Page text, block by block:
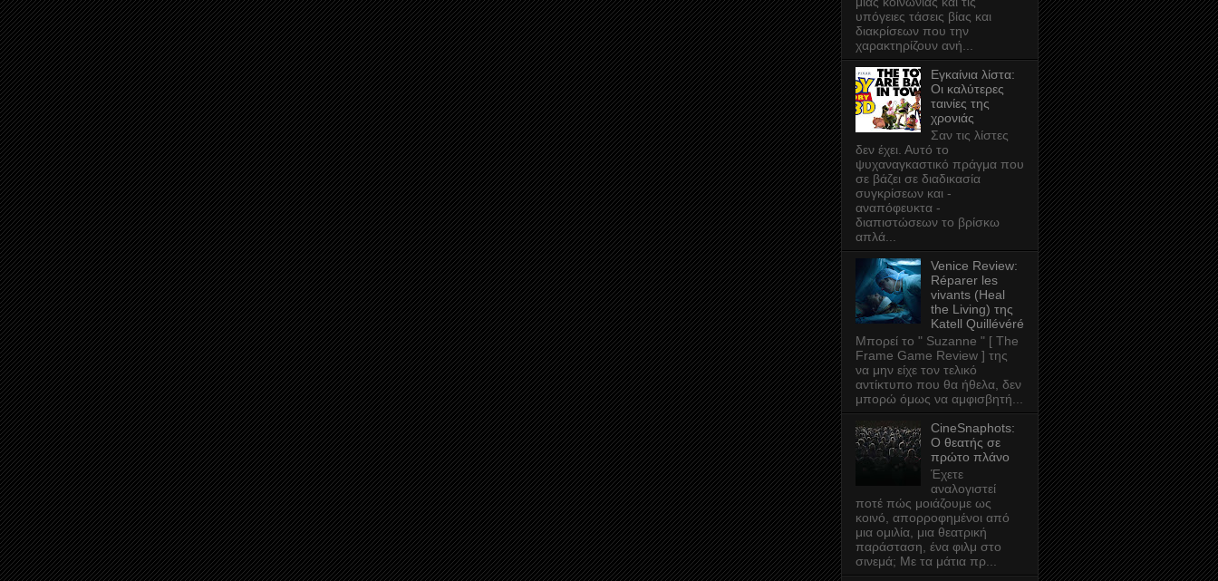
υπόγειες τάσεις βίας και
διακρίσεων που την
χαρακτηρίζουν ανή...
Εγκαίνια λίστα:
Οι καλύτερες
ταινίες της
χρονιάς
Σαν τις λίστες
δεν έχει. Αυτό το
ψυχαναγκαστικό πράγμα που
σε βάζει σε διαδικασία
συγκρίσεων και -
αναπόφευκτα -
διαπιστώσεων το βρίσκω
απλά...
Venice Review:
Réparer les
vivants (Heal
the Living) της
Katell Quillévéré
Μπορεί το " Suzanne " [ The
Frame Game Review ] της
να μην είχε τον τελικό
αντίκτυπο που θα ήθελα, δεν
μπορώ όμως να αμφισβητή...
CineSnaphots:
Ο θεατής σε
πρώτο πλάνο
Έχετε
αναλογιστεί
ποτέ πώς μοιάζουμε ως
κοινό, απορροφημένοι από
μια ομιλία, μια θεατρική
παράσταση, ένα φιλμ στο
σινεμά; Με τα μάτια πρ...